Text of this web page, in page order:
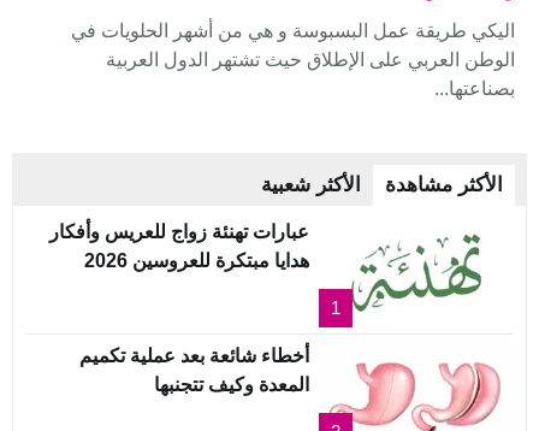
اليكي طريقة عمل البسبوسة و هي من أشهر الحلويات في
الوطن العربي على الإطلاق حيث تشتهر الدول العربية
بصناعتها...
الأكثر مشاهدة الأكثر شعبية
1
عبارات تهنئة زواج للعريس وأفكار
هدايا مبتكرة للعروسين 2026
أخطاء شائعة بعد عملية تكميم
المعدة وكيف تتجنبها